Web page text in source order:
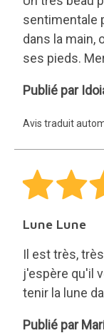
sentimentale
dans la main,
ses pieds.
Idoia
Publié par
Avis traduit
Lune Lune
Il est très,
j'espère qu'il
tenir la lune
María
Publié par